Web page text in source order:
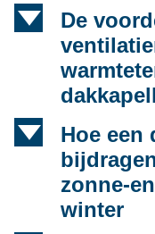
d
De
d
Hoe een
zonne-
winter